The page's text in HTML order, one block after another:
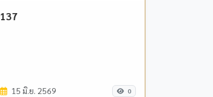
137
15 มิ.ย. 2569 0